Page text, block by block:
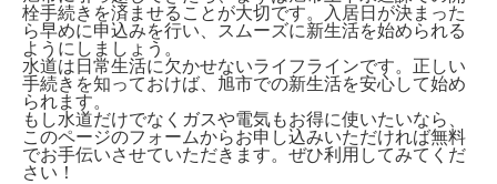
栓手続き を済ませることが大切です。入居日が決まった
ら早めに申込みを行い、スムーズに新生活を始められる
ようにしましょう。
水道は日常生活に欠かせないライフラインです。正しい
手続きを知っておけば、旭市での新生活を安心して始め
られます。
もし水道だけでなくガスや電気もお得に使いたいなら、
このページのフォームからお申し込みいただければ無料
でお手伝いさせていただきます。ぜひ利用してみてくだ
さい！